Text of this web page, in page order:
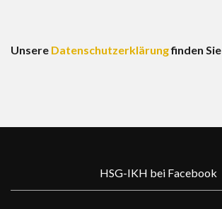
Unsere Datenschutzerklärungfinden Sie
HSG-IKH bei Facebook